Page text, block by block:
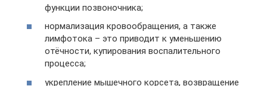
функции позвоночника;
нормализация кровообращения, а также
лимфотока – это приводит к уменьшению
отёчности, купирования воспалительного
процесса;
укрепление мышечного корсета, возвращение